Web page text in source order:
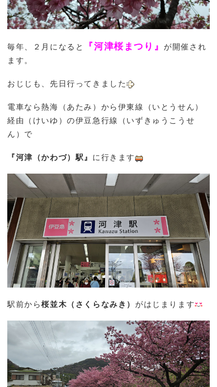
毎年、２月になると 『河津桜まつり』 が開催され
ます。
おじじも、先日行ってきました
電車なら熱海（あたみ）から伊東線（いとうせん）
経由（けいゆ）の伊豆急行線（いずきゅうこうせ
ん）で
『河津（かわづ）駅』 に行きます
駅前から桜並木（さくらなみき） がはじまります